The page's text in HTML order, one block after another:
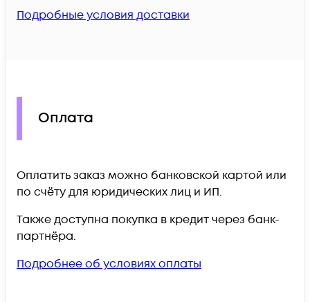
Подробные условия доставки
Оплата
Оплатить заказ можно банковской картой или
по счёту для юридических лиц и ИП.
Также доступна покупка в кредит через банк-
партнёра.
Подробнее об условиях оплаты